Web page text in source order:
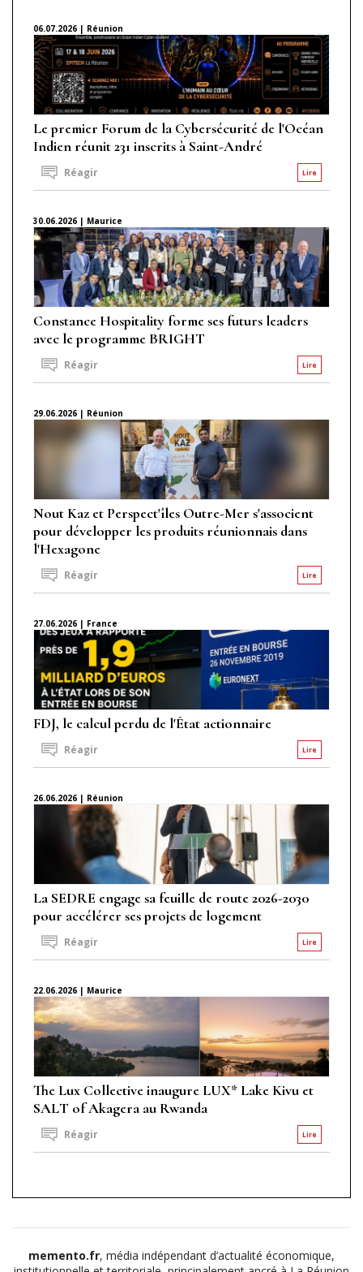
06.07.2026 | Réunion
Le premier Forum de la Cybersécurité de l'Océan
Indien réunit 231 inscrits à Saint-André
Lire
Réagir
30.06.2026 | Maurice
Constance Hospitality forme ses futurs leaders
avec le programme BRIGHT
Lire
Réagir
29.06.2026 | Réunion
Nout Kaz et Perspect'îles Outre-Mer s'associent
pour développer les produits réunionnais dans
l'Hexagone
Lire
Réagir
27.06.2026 | France
FDJ, le calcul perdu de l'État actionnaire
Lire
Réagir
26.06.2026 | Réunion
La SEDRE engage sa feuille de route 2026-2030
pour accélérer ses projets de logement
Lire
Réagir
22.06.2026 | Maurice
The Lux Collective inaugure LUX* Lake Kivu et
SALT of Akagera au Rwanda
Lire
Réagir
memento.fr, média indépendant d’actualité économique,